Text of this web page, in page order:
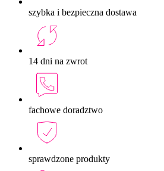
szybka i bezpieczna dostawa
14 dni na zwrot
fachowe doradztwo
sprawdzone produkty